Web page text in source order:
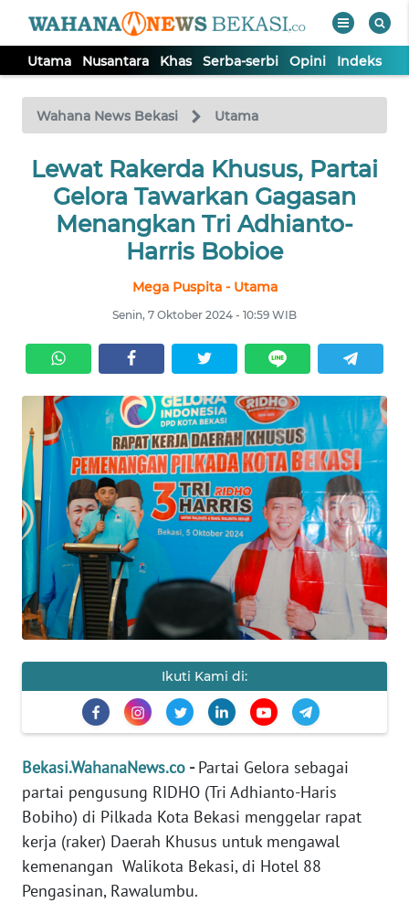
Utama Nusantara Khas Serba-serbi Opini Indeks
Wahana News Bekasi Utama
Lewat Rakerda Khusus, Partai
Gelora Tawarkan Gagasan
Menangkan Tri Adhianto-
Harris Bobioe
Mega Puspita - Utama
Senin, 7 Oktober 2024 - 10:59 WIB
Ikuti Kami di:
Bekasi.WahanaNews.co -Partai Gelora sebagai
partai pengusung RIDHO (Tri Adhianto-Haris
Bobiho) di Pilkada Kota Bekasi menggelar rapat
kerja (raker) Daerah Khusus untuk mengawal
kemenangan Walikota Bekasi, di Hotel 88
Pengasinan, Rawalumbu.
TV
Tutup
UTAMA
NUSANTARA
SERBI
OPINI
Informasi
INDEKS
BERITA
KONTAK
KAMI
INFO
IKLAN
MEDIA
SIBER
REDAKSI
KARIR